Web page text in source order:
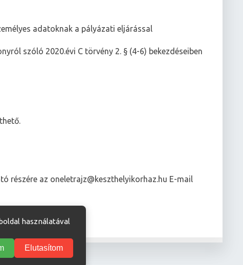
adatoknak a pályázati eljárással
szóló 2020.évi C törvény 2. § (4-6) bekezdéseiben
részére az oneletrajz@keszthelyikorhaz.hu E-mail
használatával
Elutasítom